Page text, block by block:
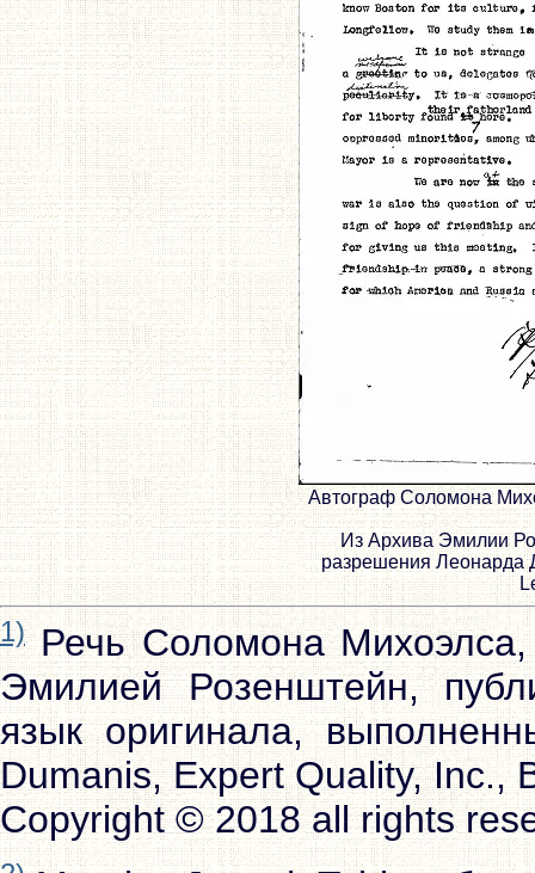
Автограф Соломона
Из Архива Эмилии
разрешения Леонарда
1)Речь Соломона Михоэлса,
Эмилией Розенштейн,
язык оригинала,
Dumanis, Expert Quality, Inc.,
Copyright © 2018 all rights